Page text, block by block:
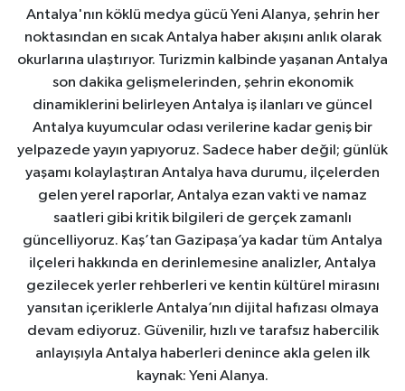
Antalya'nın köklü medya gücü Yeni Alanya, şehrin her
noktasından en sıcak Antalya haber akışını anlık olarak
okurlarına ulaştırıyor. Turizmin kalbinde yaşanan Antalya
son dakika gelişmelerinden, şehrin ekonomik
dinamiklerini belirleyen Antalya iş ilanları ve güncel
Antalya kuyumcular odası verilerine kadar geniş bir
yelpazede yayın yapıyoruz. Sadece haber değil; günlük
yaşamı kolaylaştıran Antalya hava durumu, ilçelerden
gelen yerel raporlar, Antalya ezan vakti ve namaz
saatleri gibi kritik bilgileri de gerçek zamanlı
güncelliyoruz. Kaş’tan Gazipaşa’ya kadar tüm Antalya
ilçeleri hakkında en derinlemesine analizler, Antalya
gezilecek yerler rehberleri ve kentin kültürel mirasını
yansıtan içeriklerle Antalya’nın dijital hafızası olmaya
devam ediyoruz. Güvenilir, hızlı ve tarafsız habercilik
anlayışıyla Antalya haberleri denince akla gelen ilk
kaynak: Yeni Alanya.